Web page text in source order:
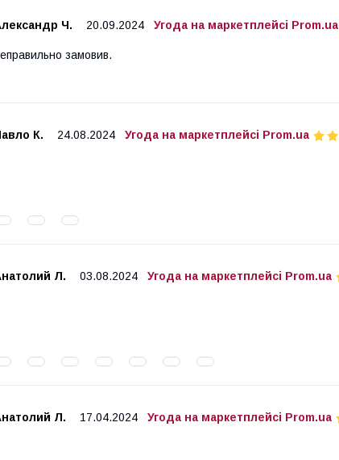
Ч. 20.09.2024 Угода на маркетплейсі Prom.ua
замовив.
К. 24.08.2024 Угода на маркетплейсі Prom.ua
Л. 03.08.2024 Угода на маркетплейсі Prom.ua
Л. 17.04.2024 Угода на маркетплейсі Prom.ua